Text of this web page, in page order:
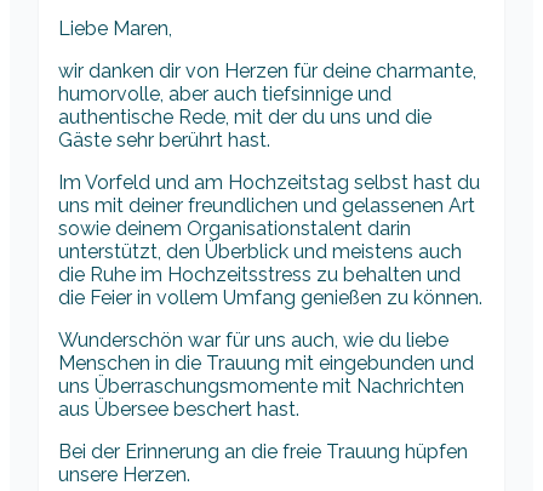
Liebe Maren,
wir danken dir von Herzen für deine charmante,
humorvolle, aber auch tiefsinnige und
authentische Rede, mit der du uns und die
Gäste sehr berührt hast.
Im Vorfeld und am Hochzeitstag selbst hast du
uns mit deiner freundlichen und gelassenen Art
sowie deinem Organisationstalent darin
unterstützt, den Überblick und meistens auch
die Ruhe im Hochzeitsstress zu behalten und
die Feier in vollem Umfang genießen zu können.
Wunderschön war für uns auch, wie du liebe
Menschen in die Trauung mit eingebunden und
uns Überraschungsmomente mit Nachrichten
aus Übersee beschert hast.
Bei der Erinnerung an die freie Trauung hüpfen
unsere Herzen.